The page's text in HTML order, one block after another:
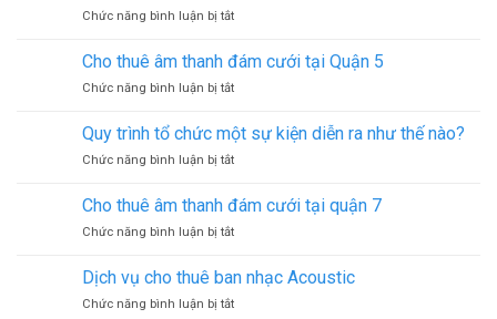
bị
kiện
Chức năng bình luận bị tắtở
vụ
cho
thuê
hơi
tại
Quận
Cho thuê âm thanh đám cưới tại Quận 5
Chức năng bình luận bị tắtở
thuê
âm
thanh
cưới
Quận
Quy trình tổ chức một sự kiện diễn ra như thế nào?
Chức năng bình luận bị tắtở
trình
tổ
chức
sự
diễn
Cho thuê âm thanh đám cưới tại quận 7
Chức năng bình luận bị tắtở
thuê
âm
thanh
Dịch vụ cho thuê ban nhạc Acoustic
Chức năng bình luận bị tắtở